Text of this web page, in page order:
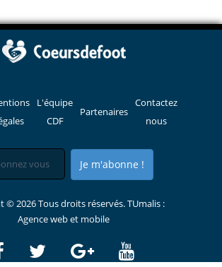
L'équipe
CDF
Partenaires
Contactez
nous
Je m'abonne !
© 2026 Tous droits réservés. TUmalis :
Agence web et mobile